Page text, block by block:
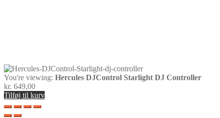
You're viewing: Hercules DJControl Starlight DJ Controller
kr. 649,00
Tilføj til kurv